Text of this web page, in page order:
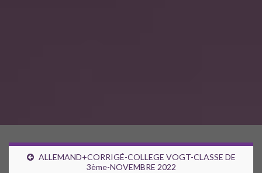
ALLEMAND+CORRIGÉ-COLLEGE VOGT-CLASSE DE
3ème-NOVEMBRE 2022